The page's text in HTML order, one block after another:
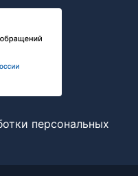
персональных